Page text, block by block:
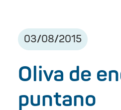
03/08/2015
Oliva de
puntano